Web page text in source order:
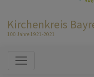
Kirchenkreis
100 Jahre 1921-2021